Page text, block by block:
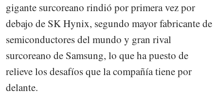
gigante surcoreano rindió por primera vez por
debajo de SK Hynix, segundo mayor fabricante de
semiconductores del mundo y gran rival
surcoreano de Samsung, lo que ha puesto de
relieve los desafíos que la compañía tiene por
delante.